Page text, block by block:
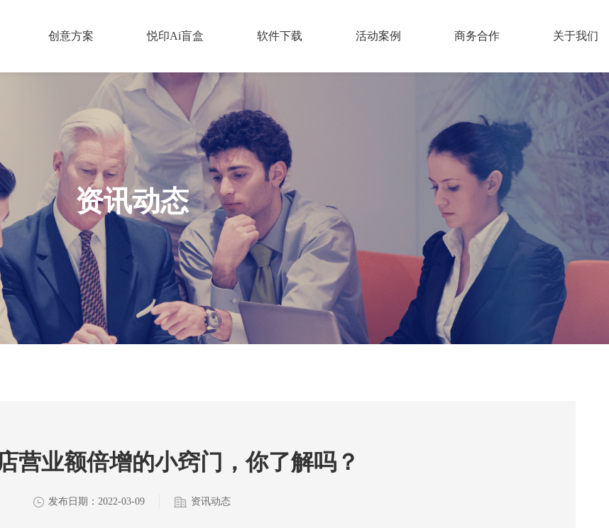
创意方案 悦印Ai盲盒 软件下载 活动案例 商务合作 关于我们
资讯动态
营业额倍增的小窍门，你了解吗？
发布日期：2022-03-09 资讯动态